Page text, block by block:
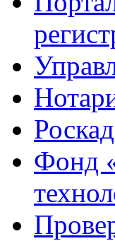
Фонд